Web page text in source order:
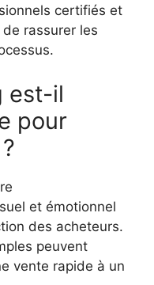
certifiés et
rassurer les
est-il
pour
et émotionnel
des acheteurs.
peuvent
vente rapide à un